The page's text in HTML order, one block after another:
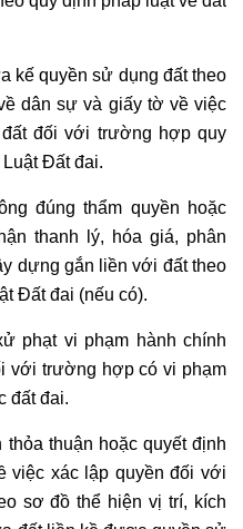
kế quyền sử dụng đất theo
dân sự và giấy tờ về việc
đối với trường hợp quy
Đất đai.
đúng thẩm quyền hoặc
thanh lý, hóa giá, phân
dựng gắn liền với đất theo
Đất đai (nếu có).
phạt vi phạm hành chính
với trường hợp có vi phạm
đất đai.
thuận hoặc quyết định
việc xác lập quyền đối với
sơ đồ thể hiện vị trí, kích